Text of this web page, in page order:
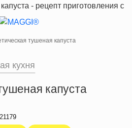
тушеная капуста
кухня
капуста
21179